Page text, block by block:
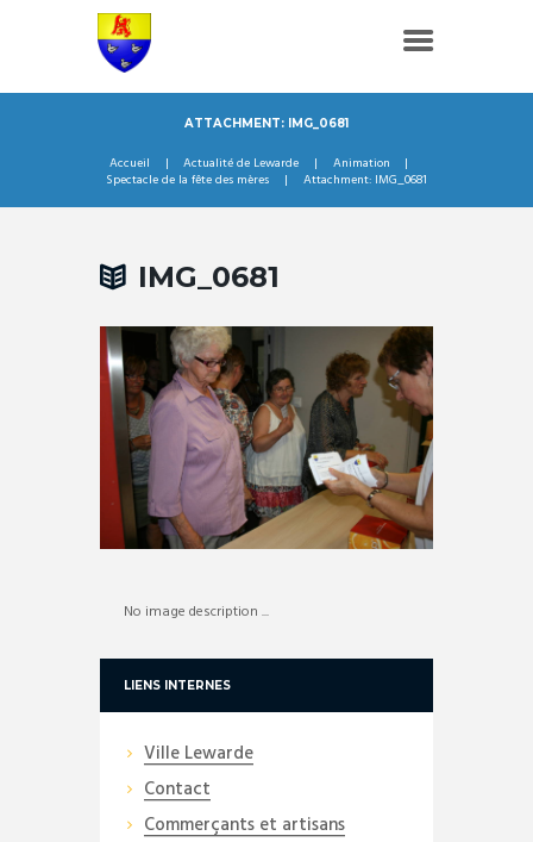
ATTACHMENT: IMG_0681
Accueil Actualité de Lewarde
Animation
Spectacle de la fête des mères
Attachment: IMG_0681
IMG_0681
No image description ...
LIENS INTERNES
Ville Lewarde
Contact
Commerçants et artisans